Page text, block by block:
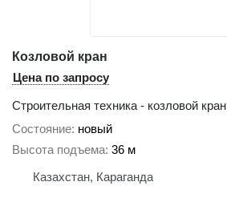
Козловой кран
Цена по запросу
Строительная техника - козловой кран
Состояние новый
Высота подъема 36 м
Казахстан, Караганда